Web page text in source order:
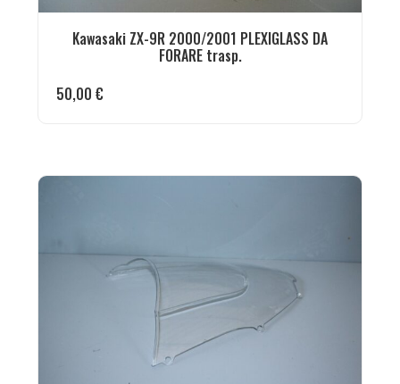
Kawasaki ZX-9R 2000/2001 PLEXIGLASS DA
FORARE trasp.
50,00 €